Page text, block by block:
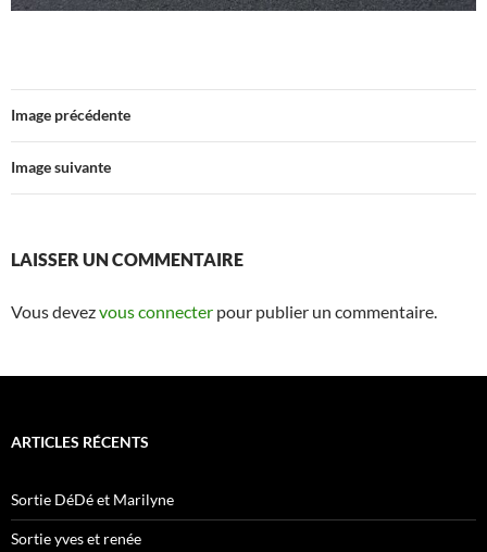
Image précédente
Image suivante
LAISSER UN COMMENTAIRE
Vous devezvous connecter pour publier un commentaire.
ARTICLES RÉCENTS
Sortie DéDé et Marilyne
Sortie yves et renée